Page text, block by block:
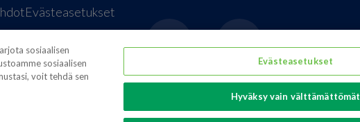
Evästeasetukset
Global supplier of food and beverage packaging
sosiaalisen
sosiaalisen
voit tehdä sen
Evästeasetukset
Hyväksy vain välttämättömät